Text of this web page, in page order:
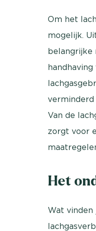
Om het
mogelijk.
belangrijke
verminderd
Van de
zorgt voor
Het
Wat vinden